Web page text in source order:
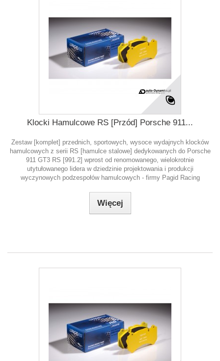
Klocki Hamulcowe RS [Przód] Porsche 911...
Zestaw [komplet] przednich, sportowych, wysoce wydajnych klocków
hamulcowych z serii RS [hamulce stalowe] dedykowanych do Porsche
911 GT3 RS [991.2] wprost od renomowanego, wielokrotnie
utytułowanego lidera w dziedzinie projektowania i produkcji
wyczynowych podzespołów hamulcowych - firmy Pagid Racing
Więcej